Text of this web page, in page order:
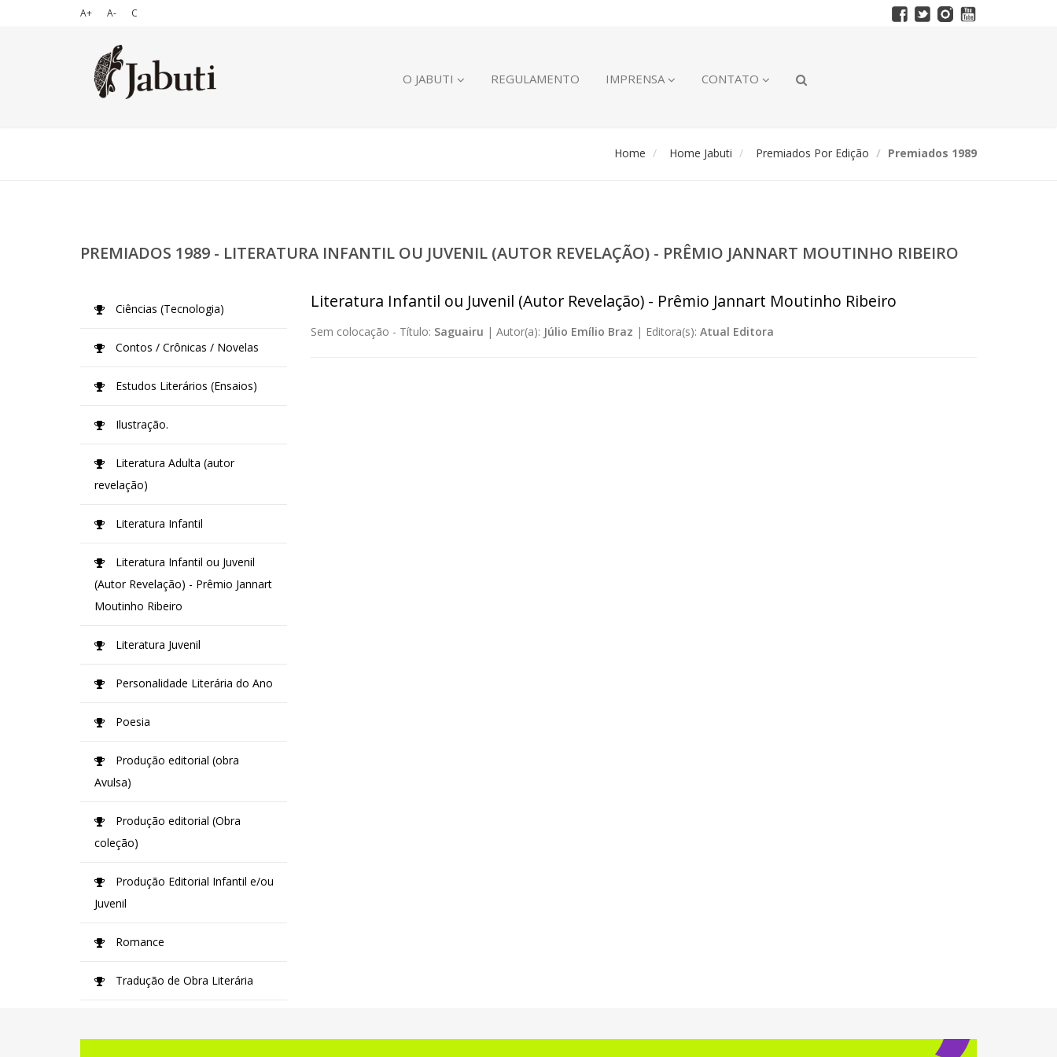
A+ A- C
O JABUTI REGULAMENTO IMPRENSA CONTATO
Home Home Jabuti Premiados Por Edição Premiados 1989
PREMIADOS 1989 - LITERATURA INFANTIL OU JUVENIL (AUTOR REVELAÇÃO) - PRÊMIO JANNART MOUTINHO RIBEIRO
Literatura Infantil ou Juvenil (Autor Revelação) - Prêmio Jannart Moutinho Ribeiro
Sem colocação - Título: Saguairu | Autor(a): Júlio Emílio Braz | Editora(s): Atual Editora
Ciências (Tecnologia)
Contos / Crônicas / Novelas
Estudos Literários (Ensaios)
Ilustração.
Literatura Adulta (autor
revelação)
Literatura Infantil
Literatura Infantil ou Juvenil
(Autor Revelação) - Prêmio Jannart
Moutinho Ribeiro
Literatura Juvenil
Personalidade Literária do Ano
Poesia
Produção editorial (obra
Avulsa)
Produção editorial (Obra
coleção)
Produção Editorial Infantil e/ou
Juvenil
Romance
Tradução de Obra Literária